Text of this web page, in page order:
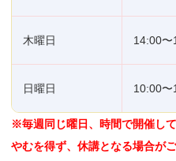
木曜日 14:00〜
日曜日 10:00〜
※毎週同じ曜日、時間で開催し
やむを得ず、休講となる場合がご